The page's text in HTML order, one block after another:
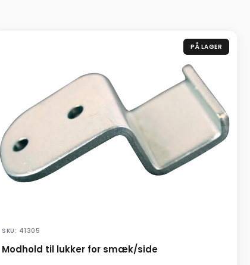
PÅ LAGER
SKU: 41305
Modhold til lukker for smæk/side